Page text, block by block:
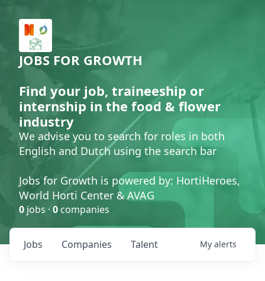
JOBS FOR GROWTH
Find your job, traineeship or
internship in the food & flower
industry
We advise you to search for roles in both
English and Dutch using the search bar
Jobs for Growth is powered by: HortiHeroes,
World Horti Center & AVAG
0 jobs · 0 companies
Jobs Companies Talent My alerts